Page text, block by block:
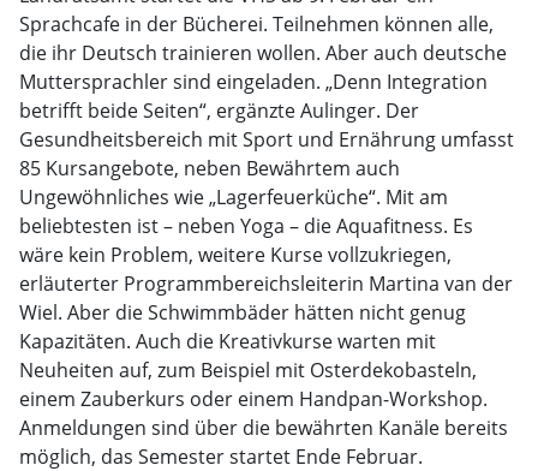
Sprachcafe in der Bücherei. Teilnehmen können alle,
die ihr Deutsch trainieren wollen. Aber auch deutsche
Muttersprachler sind eingeladen. „Denn Integration
betrifft beide Seiten“, ergänzte Aulinger. Der
Gesundheitsbereich mit Sport und Ernährung umfasst
85 Kursangebote, neben Bewährtem auch
Ungewöhnliches wie „Lagerfeuerküche“. Mit am
beliebtesten ist – neben Yoga – die Aquafitness. Es
wäre kein Problem, weitere Kurse vollzukriegen,
erläuterter Programmbereichsleiterin Martina van der
Wiel. Aber die Schwimmbäder hätten nicht genug
Kapazitäten. Auch die Kreativkurse warten mit
Neuheiten auf, zum Beispiel mit Osterdekobasteln,
einem Zauberkurs oder einem Handpan-Workshop.
Anmeldungen sind über die bewährten Kanäle bereits
möglich, das Semester startet Ende Februar.